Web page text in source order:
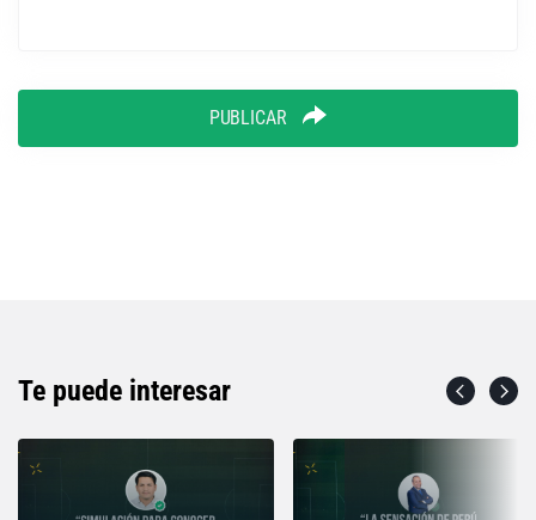
PUBLICAR
Te puede interesar